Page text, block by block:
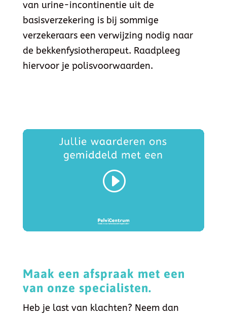
van urine-incontinentie uit de
basisverzekering is bij sommige
verzekeraars een verwijzing nodig naar
de bekkenfysiotherapeut. Raadpleeg
hiervoor je polisvoorwaarden.
Maak een afspraak met een
van onze specialisten.
Heb je last van klachten? Neem dan